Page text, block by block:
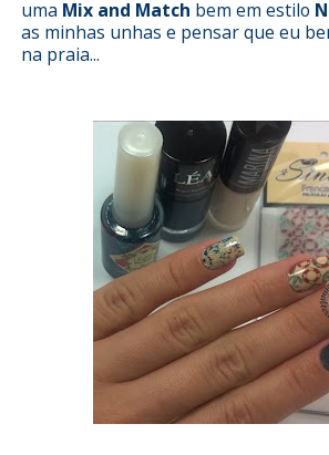
uma Mix and Match bem em estilo
as minhas unhas e pensar que eu
na praia...